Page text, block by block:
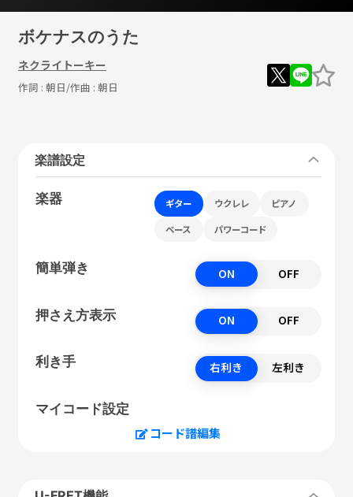
ボケナスのうた
ネクライトーキー
作詞 : 朝日/作曲 : 朝日
楽譜設定
楽器 ギター ウクレレ ピアノ
ベース パワーコード
簡単弾き ON OFF
押さえ方表示 ON OFF
利き手 右利き 左利き
マイコード設定
コード譜編集